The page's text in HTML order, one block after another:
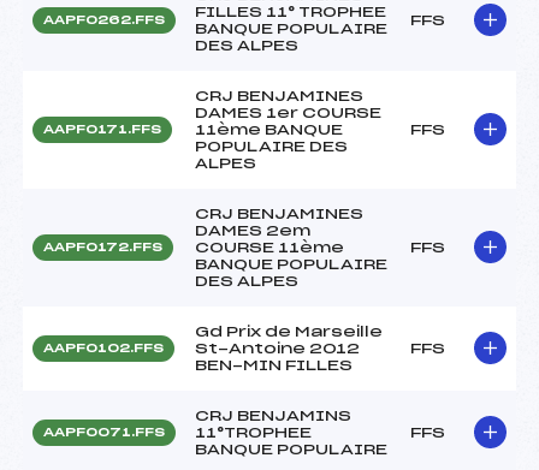
AAPF0262.FFS
FILLES 11° TROPHEE
BANQUE POPULAIRE
DES ALPES
FFS
AAPF0171.FFS
CRJ BENJAMINES
DAMES 1er COURSE
11ème BANQUE
POPULAIRE DES
ALPES
FFS
AAPF0172.FFS
CRJ BENJAMINES
DAMES 2em
COURSE 11ème
BANQUE POPULAIRE
DES ALPES
FFS
AAPF0102.FFS
Gd Prix de Marseille
St-Antoine 2012
BEN-MIN FILLES
FFS
AAPF0071.FFS
CRJ BENJAMINS
11°TROPHEE
BANQUE POPULAIRE
FFS